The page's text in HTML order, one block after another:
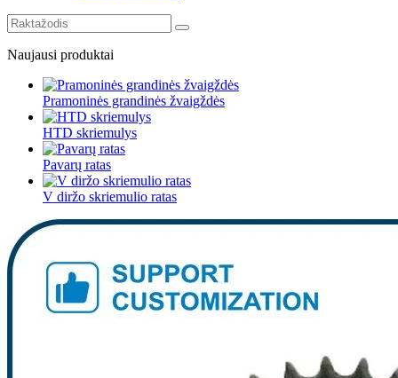
Naujausi produktai
Pramoninės grandinės žvaigždės
HTD skriemulys
Pavarų ratas
V diržo skriemulio ratas